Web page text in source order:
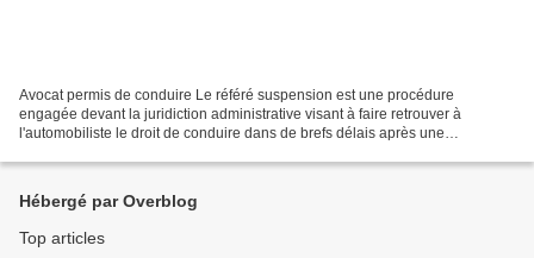
Avocat permis de conduire Le référé suspension est une procédure
engagée devant la juridiction administrative visant à faire retrouver à
l'automobiliste le droit de conduire dans de brefs délais après une
Hébergé par Overblog
Top articles